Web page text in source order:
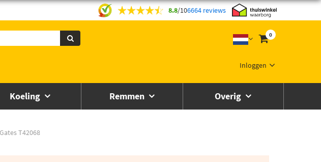
8.8/106664 reviews
0
Inloggen
Koeling Remmen Overig
T42068